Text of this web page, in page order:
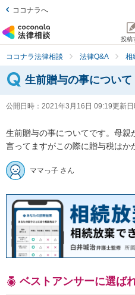
ココナラへ
投稿
ココナラ法律相談 法律Q&A 相
生前贈与の事について
公開日時： 2021年3月16日 09:19更新日
生前贈与の事についてです。母親
言ってますがこの際に贈与税はか
ママっ子 さん
ベストアンサーに選ば